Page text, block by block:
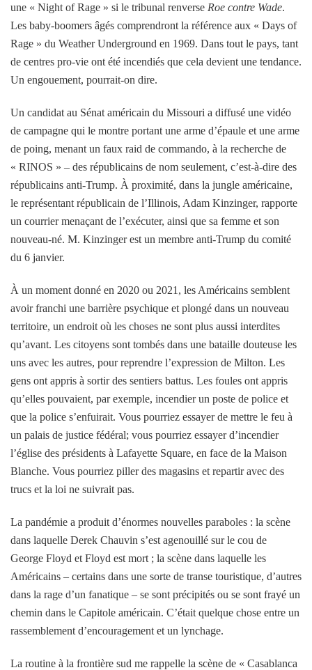
une « Night of Rage » si le tribunal renverse Roe contre Wade.
Les baby-boomers âgés comprendront la référence aux « Days of
Rage » du Weather Underground en 1969. Dans tout le pays, tant
de centres pro-vie ont été incendiés que cela devient une tendance.
Un engouement, pourrait-on dire.
Un candidat au Sénat américain du Missouri a diffusé une vidéo
de campagne qui le montre portant une arme d’épaule et une arme
de poing, menant un faux raid de commando, à la recherche de
« RINOS » – des républicains de nom seulement, c’est-à-dire des
républicains anti-Trump. À proximité, dans la jungle américaine,
le représentant républicain de l’Illinois, Adam Kinzinger, rapporte
un courrier menaçant de l’exécuter, ainsi que sa femme et son
nouveau-né. M. Kinzinger est un membre anti-Trump du comité
du 6 janvier.
À un moment donné en 2020 ou 2021, les Américains semblent
avoir franchi une barrière psychique et plongé dans un nouveau
territoire, un endroit où les choses ne sont plus aussi interdites
qu’avant. Les citoyens sont tombés dans une bataille douteuse les
uns avec les autres, pour reprendre l’expression de Milton. Les
gens ont appris à sortir des sentiers battus. Les foules ont appris
qu’elles pouvaient, par exemple, incendier un poste de police et
que la police s’enfuirait. Vous pourriez essayer de mettre le feu à
un palais de justice fédéral; vous pourriez essayer d’incendier
l’église des présidents à Lafayette Square, en face de la Maison
Blanche. Vous pourriez piller des magasins et repartir avec des
trucs et la loi ne suivrait pas.
La pandémie a produit d’énormes nouvelles paraboles : la scène
dans laquelle Derek Chauvin s’est agenouillé sur le cou de
George Floyd et Floyd est mort ; la scène dans laquelle les
Américains – certains dans une sorte de transe touristique, d’autres
dans la rage d’un fanatique – se sont précipités ou se sont frayé un
chemin dans le Capitole américain. C’était quelque chose entre un
rassemblement d’encouragement et un lynchage.
La routine à la frontière sud me rappelle la scène de « Casablanca